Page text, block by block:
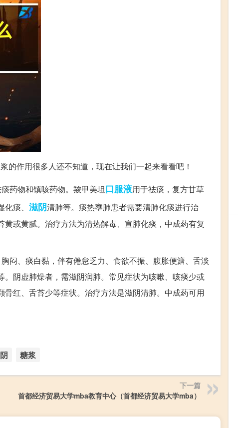
的作用很多人还不知道，现在让我们一起来看看吧！
药物和镇咳药物。羧甲美坦口服液用于祛痰，复方甘草
痰、 滋阴清肺等。痰热壅肺患者需要清肺化痰进行治
或黄腻。治疗方法为清热解毒、宣肺化痰，中成药有复
闷、痰白黏，伴有倦怠乏力、食欲不振、腹胀便溏、舌淡
阴虚肺燥者，需滋阴润肺。常见症状为咳嗽、咳痰少或
红、舌苔少等症状。治疗方法是滋阴清肺。中成药可用
糖浆
下一篇
首都经济贸易大学mba教育中心（首都经济贸易大学mba）